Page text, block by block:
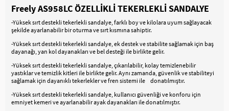
Freely AS958LC ÖZELLİKLİ TEKERLEKLİ SANDALYE
-Yüksek sırt destekli tekerlekli sandalye, farklı boy ve kilolara uyum sağlayacak
şekilde ayarlanabilir bir oturma ve sırt kısmına sahiptir.
-Yüksek sırt destekli tekerlekli sandalye, ek destek ve stabilite sağlamak için baş
dayanağı, yan kol dayanakları ve bel desteği ile birlikte gelir.
-Yüksek sırt destekli tekerlekli sandalye, çıkarılabilir, kolay temizlenebilir
yastıklar ve temizlik kitleri ile birlikte gelir. Aynı zamanda, güvenlik ve stabiliteyi
sağlamak için dayanıklı tekerlekler ve fren sistemi ile donatılmıştır.
-Yüksek sırt destekli tekerlekli sandalye, kullanıcı güvenliği ve konforu için
emniyet kemeri ve ayarlanabilir ayak dayanakları ile donatılmıştır.